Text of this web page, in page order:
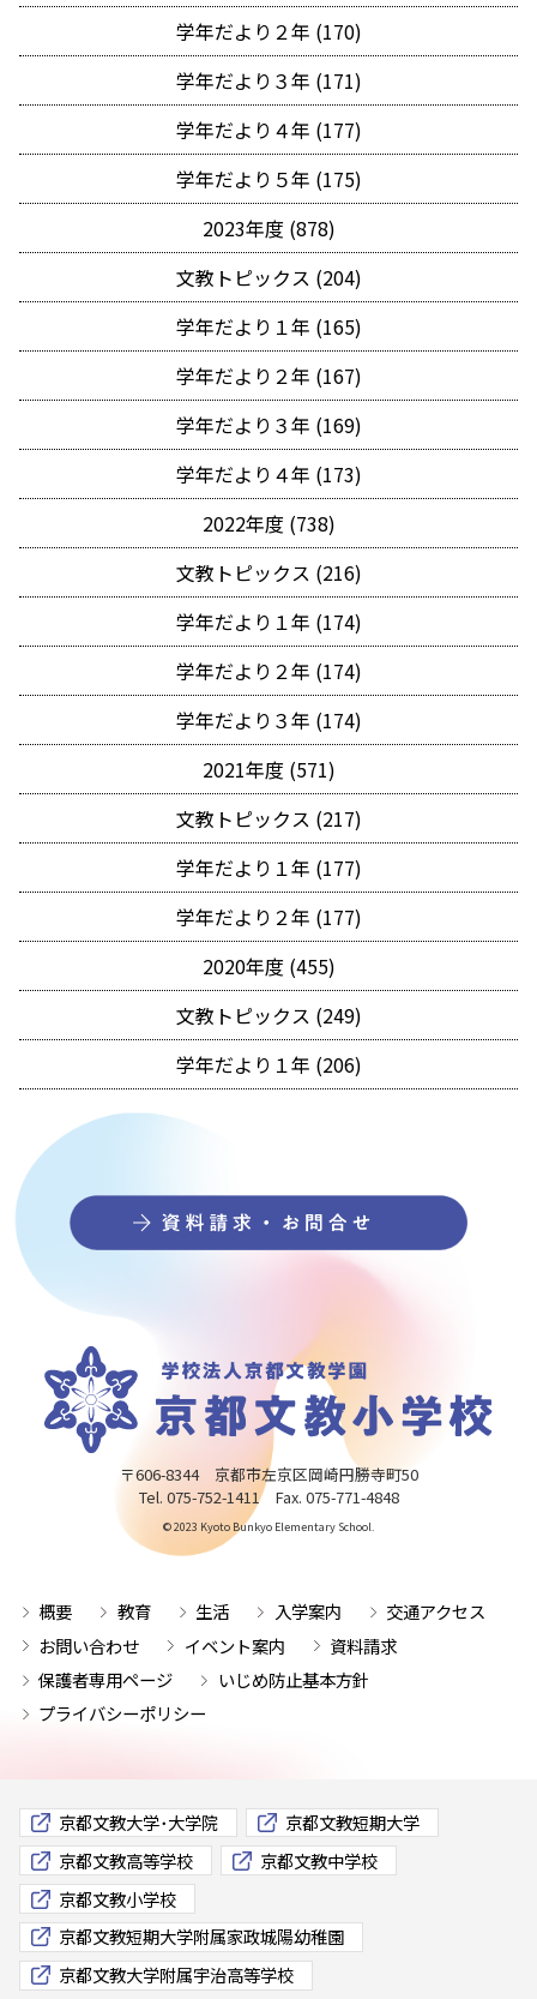
学年だより２年 (170)
学年だより３年 (171)
学年だより４年 (177)
学年だより５年 (175)
2023年度 (878)
文教トピックス (204)
学年だより１年 (165)
学年だより２年 (167)
学年だより３年 (169)
学年だより４年 (173)
2022年度 (738)
文教トピックス (216)
学年だより１年 (174)
学年だより２年 (174)
学年だより３年 (174)
2021年度 (571)
文教トピックス (217)
学年だより１年 (177)
学年だより２年 (177)
2020年度 (455)
文教トピックス (249)
学年だより１年 (206)
〒606-8344 京都市左京区岡崎円勝寺町50
Tel. 075-752-1411 Fax. 075-771-4848
© 2023 Kyoto Bunkyo Elementary School.
概要 教育 生活 入学案内
交通アクセス
お問い合わせ
イベント案内
資料請求
保護者専用ページ
いじめ防止基本方針
プライバシーポリシー
京都文教大学･大学院
京都文教短期大学
京都文教高等学校
京都文教中学校
京都文教小学校
京都文教短期大学附属家政城陽幼稚園
京都文教大学附属宇治高等学校